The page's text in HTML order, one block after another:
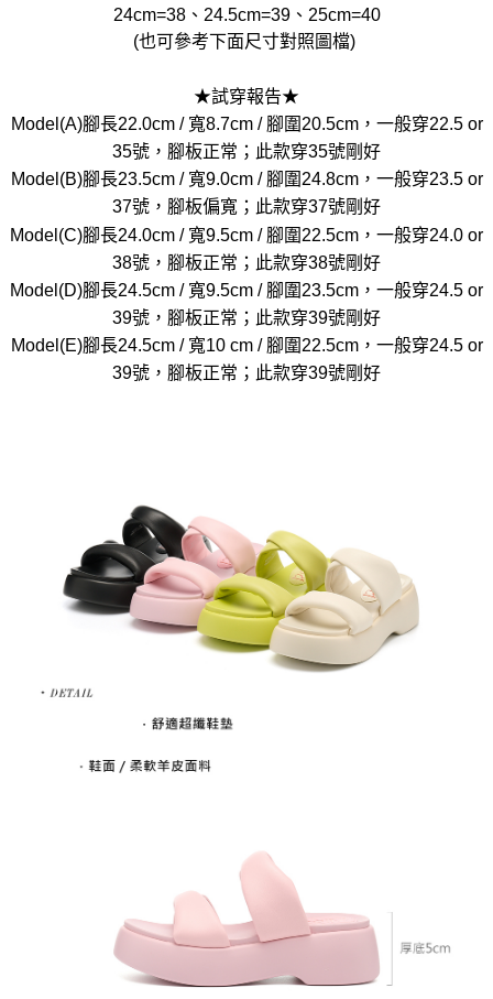
24cm=38、24.5cm=39、25cm=40
(也可參考下面尺寸對照圖檔)
★試穿報告★
Model(A)腳長22.0cm / 寬8.7cm / 腳圍20.5cm，一般穿22.5 or
35號，腳板正常；此款穿35號剛好
Model(B)腳長23.5cm / 寬9.0cm / 腳圍24.8cm，一般穿23.5 or
37號，腳板偏寬；此款穿37號剛好
Model(C)腳長24.0cm / 寬9.5cm / 腳圍22.5cm，一般穿24.0 or
38號，腳板正常；此款穿38號剛好
Model(D)腳長24.5cm / 寬9.5cm / 腳圍23.5cm，一般穿24.5 or
39號，腳板正常；此款穿39號剛好
Model(E)腳長24.5cm / 寬10 cm / 腳圍22.5cm，一般穿24.5 or
39號，腳板正常；此款穿39號剛好